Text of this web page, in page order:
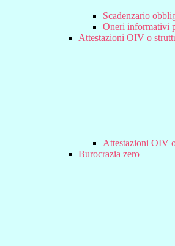
Scadenzario
Oneri informativi
Attestazioni OIV o
Attestazioni OIV
Burocrazia zero